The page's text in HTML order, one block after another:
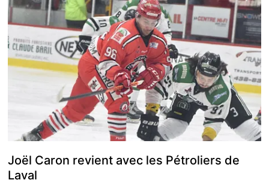
Joël Caron revient avec les Pétroliers de
Laval